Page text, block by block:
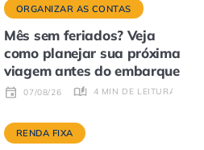
ORGANIZAR AS CONTAS
Mês sem feriados? Veja
como planejar sua próxima
viagem antes do embarque
07/08/26 4 MIN DE LEITURA
RENDA FIXA